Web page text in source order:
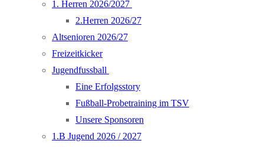
1. Herren 2026/2027
2.Herren 2026/27
Altsenioren 2026/27
Freizeitkicker
Jugendfussball
Eine Erfolgsstory
Fußball-Probetraining im TSV
Unsere Sponsoren
1.B Jugend 2026 / 2027